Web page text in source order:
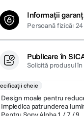
Informații
Persoană fizică:
Publicare în
Solicită produsul
cheie
Design moale pentru
Impiedica patrunderea